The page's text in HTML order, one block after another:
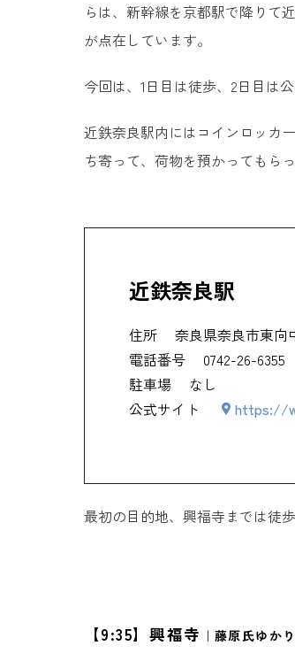
9. 谷瀬の吊り橋
10. 玉置神社
らは、新幹線を京都駅で降りて
が点在しています。
今回は、1日目は徒歩、2日目は
近鉄奈良駅内にはコインロッカ
ち寄って、荷物を預かってもら
近鉄奈良駅
住所 奈良県奈良市東向
電話番号
0742-26-6355
駐車場
なし
公式サイト
https://
最初の目的地、興福寺までは徒
【9:35】興福寺 ｜藤原氏ゆか